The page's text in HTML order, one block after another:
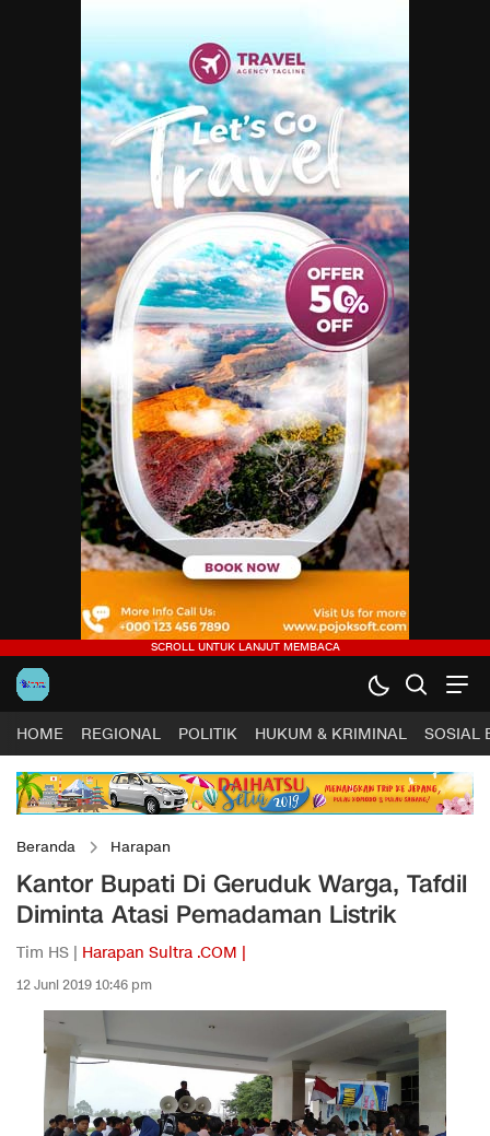
HOME REGIONAL POLITIK HUKUM & KRIMINAL SOSIAL
Beranda Harapan
Kantor Bupati Di Geruduk Warga, Tafdil
Diminta Atasi Pemadaman Listrik
Tim HS | Harapan Sultra .COM |
12 Juni 2019 10:46 pm